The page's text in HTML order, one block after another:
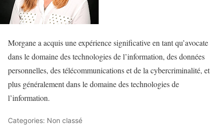
Morgane a acquis une expérience significative en tant qu’avocate
dans le domaine des technologies de l’information, des données
personnelles, des télécommunications et de la cybercriminalité, et
plus généralement dans le domaine des technologies de
l’information.
Categories: Non classé